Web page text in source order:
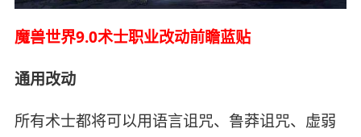
魔兽世界9.0术士职业改动前瞻蓝贴
通用改动
所有术士都将可以用语言诅咒、鲁莽诅咒、虚弱